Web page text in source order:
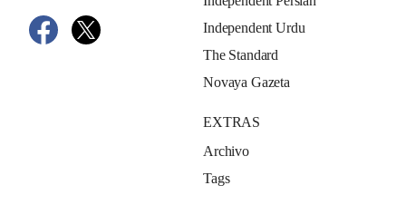
Independent Urdu
The Standard
Novaya Gazeta
EXTRAS
Archivo
Tags